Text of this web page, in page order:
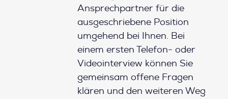
Ansprechpartner für die
ausgeschriebene Position
umgehend bei Ihnen. Bei
einem ersten Telefon- oder
Videointerview können Sie
gemeinsam offene Fragen
klären und den weiteren Weg